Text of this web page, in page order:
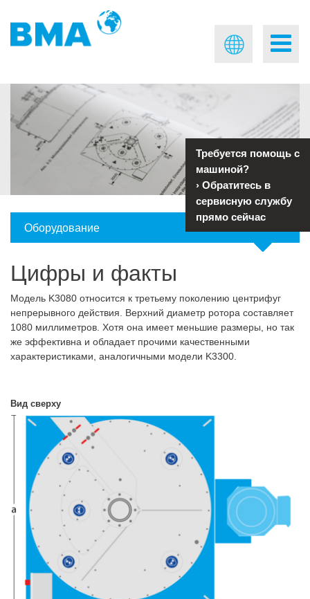
Оборудование
Цифры и факты
Модель K3080 относится к третьему поколению центрифуг
непрерывного действия. Верхний диаметр ротора составляет
1080 миллиметров. Хотя она имеет меньшие размеры, но так
же эффективна и обладает прочими качественными
характеристиками, аналогичными модели K3300.
Вид сверху
Требуется помощь с
машиной?
› Обратитесь в
сервисную службу
прямо сейчас